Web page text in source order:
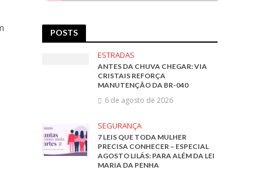
POSTS
ESTRADAS
ANTES DA CHUVA CHEGAR: VIA
CRISTAIS REFORÇA
MANUTENÇÃO DA BR-040
6 de agosto de 2026
SEGURANÇA
7 LEIS QUE TODA MULHER
PRECISA CONHECER – ESPECIAL
AGOSTO LILÁS: PARA ALÉM DA LEI
MARIA DA PENHA